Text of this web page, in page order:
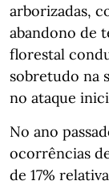
arborizadas,
abandono de
florestal
sobretudo na
no ataque
No ano
ocorrências
de 17%